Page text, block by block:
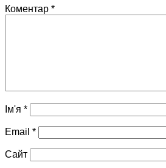
Коментар *
Ім'я *
Email *
Сайт